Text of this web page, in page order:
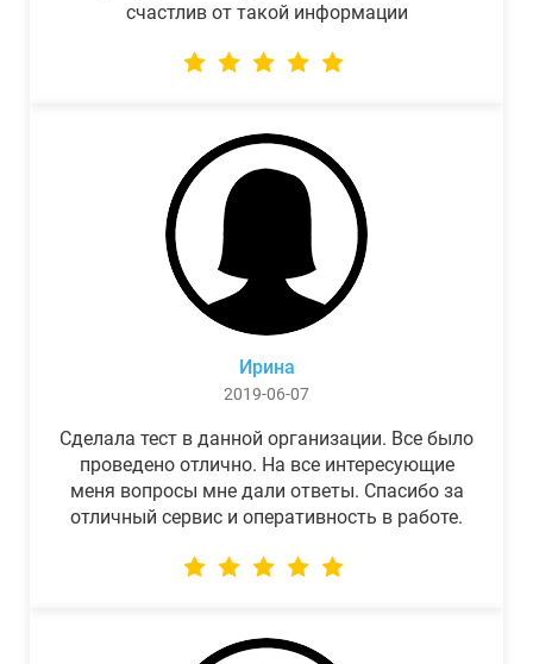
счастлив от такой информации
Ирина
2019-06-07
Сделала тест в данной организации. Все было
проведено отлично. На все интересующие
меня вопросы мне дали ответы. Спасибо за
отличный сервис и оперативность в работе.